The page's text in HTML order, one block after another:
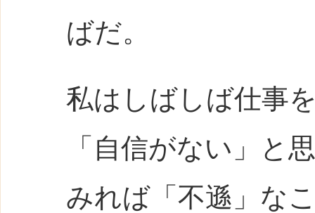
ばだ。
私はしばしば仕事
「自信がない」と
みれば「不遜」な